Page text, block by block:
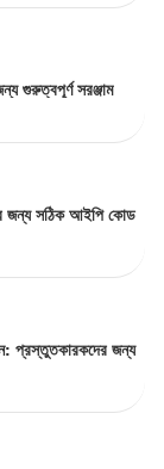
গুরুত্বপূর্ণ সরঞ্জাম
জন্য সঠিক আইপি কোড
প্রস্তুতকারকদের জন্য